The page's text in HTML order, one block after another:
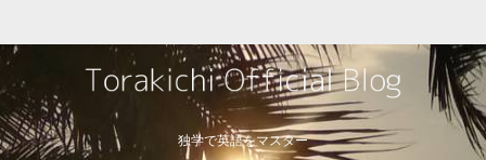
独学で英語をマスター